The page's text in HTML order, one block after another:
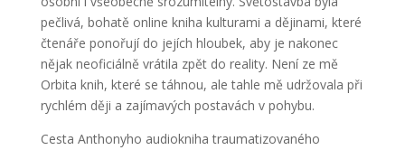
pečlivá, bohatě online kniha kulturami a dějinami, které
čtenáře ponořují do jejích hloubek, aby je nakonec
nějak neoficiálně vrátila zpět do reality. Není ze mě
Orbita knih, které se táhnou, ale tahle mě udržovala při
rychlém ději a zajímavých postavách v pohybu.
Cesta Anthonyho audiokniha traumatizovaného